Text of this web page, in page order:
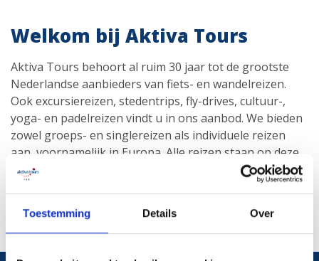
Toestemming Details Over
Welkom bij Aktiva Tours
Aktiva Tours behoort al ruim 30 jaar tot de grootste
Nederlandse aanbieders van fiets- en wandelreizen.
Ook excursiereizen, stedentrips, fly-drives, cultuur-,
yoga- en padelreizen vindt u in ons aanbod. We bieden
zowel groeps- en singlereizen als individuele reizen
aan, voornamelijk in Europa. Alle reizen staan op deze
website en regelmatig worden hierop nieuwe reizen
Lees meer over Aktiva Tours